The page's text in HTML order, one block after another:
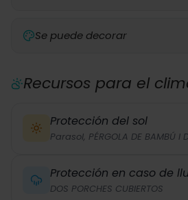
Se puede decorar
Recursos para el
Protección del sol
Parasol, PÉRGOLA DE BAMBÚ I
Protección en caso de
DOS PORCHES CUBIERTOS